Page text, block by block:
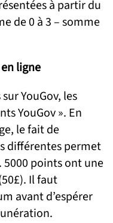
à partir du
de 0 à 3 – somme
ligne
YouGov, les
YouGov ». En
le fait de
différentes permet
5000 points ont une
Il faut
avant d’espérer